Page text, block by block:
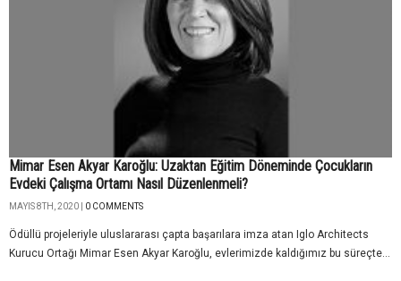
Mimar Esen Akyar Karoğlu: Uzaktan Eğitim Döneminde Çocukların
Evdeki Çalışma Ortamı Nasıl Düzenlenmeli?
MAYIS 8TH, 2020 | 0 COMMENTS
Ödüllü projeleriyle uluslararası çapta başarılara imza atan Iglo Architects
Kurucu Ortağı Mimar Esen Akyar Karoğlu, evlerimizde kaldığımız bu süreçte...